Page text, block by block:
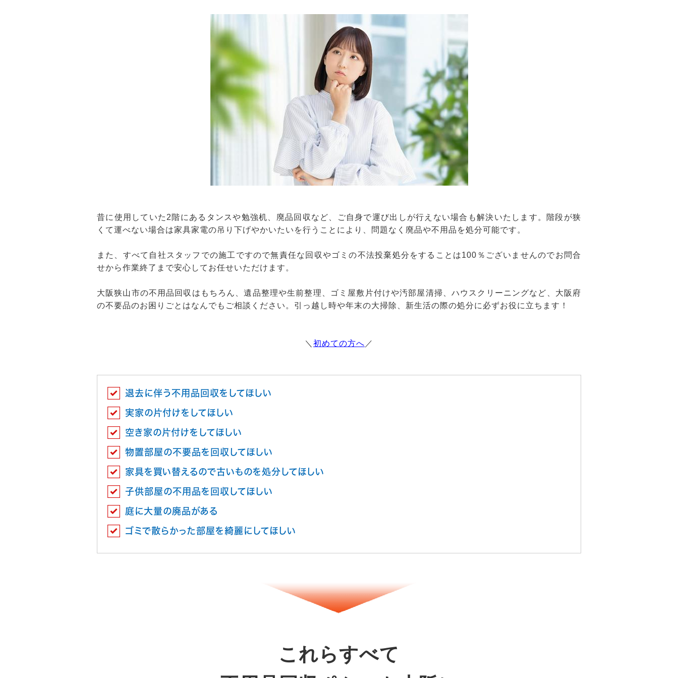
昔に使用していた2階にあるタンスや勉強机、廃品回収など、ご自身で運び出しが行えない場合も解決いたします。階段が狭
くて運べない場合は家具家電の吊り下げやかいたいを行うことにより、問題なく廃品や不用品を処分可能です。
また、すべて自社スタッフでの施工ですので無責任な回収やゴミの不法投棄処分をすることは100％ございませんのでお問合
せから作業終了まで安心してお任せいただけます。
大阪狭山市の不用品回収はもちろん、遺品整理や生前整理、ゴミ屋敷片付けや汚部屋清掃、ハウスクリーニングなど、大阪府
の不要品のお困りごとはなんでもご相談ください。引っ越し時や年末の大掃除、新生活の際の処分に必ずお役に立ちます！
＼ 初めての方へ ／
退去に伴う不用品回収をしてほしい
実家の片付けをしてほしい
空き家の片付けをしてほしい
物置部屋の不要品を回収してほしい
家具を買い替えるので古いものを処分してほしい
子供部屋の不用品を回収してほしい
庭に大量の廃品がある
ゴミで散らかった部屋を綺麗にしてほしい
これらすべて